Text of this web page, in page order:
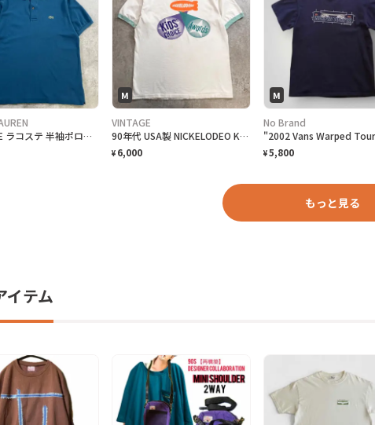
LACOSTE ラコステ 半袖ポロシャツ 無地 メンズM相当 古着 CLASSIC FIT ワンポイントロゴ刺繍 青色 ディープブルー
M
VINTAGE
90年代 USA製 NICKELODEO KID'S CHOICE AWARDS リンガーTシャツ メンズM 古着 1997 90s VINTAGE ヴィンテージ ニコロデオン キッズチョイスアワード バックプリント 裾シングルステッチ 白色
¥ 6,000
M
No Brand
¥5,800
もっと見る
イテム